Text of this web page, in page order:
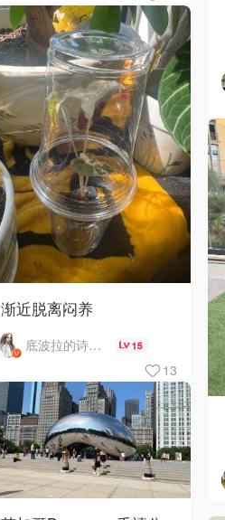
渐近脱离闷养
底波拉的诗与歌 15
13